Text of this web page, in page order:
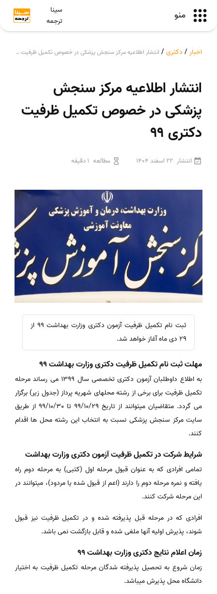
منو
سینا
ترجمه
اخبار / دکتری / انتشار اطلاعیه مرکز سنجش پزشکی در خصوص تکمیل ظرفیت دکتری ۹۹
انتشار اطلاعیه مرکز سنجش
پزشکی در خصوص تکمیل ظرفیت
دکتری ۹۹
انتشار 22 اسفند 1404 مطالعه 1 دقیقه
ثبت نام تکمیل ظرفیت آزمون دکتری وزارت بهداشت ۹۹ از
۲۹ دی ماه آغاز خواهد شد.
مهلت ثبت نام تکمیل ظرفیت دکتری وزارت بهداشت 99
به اطلاع داوطلبان آزمون دکتری تخصصی سال 1399 می رساند مرحله
تکمیل ظرفیت برای برخی از رشته محلهای شهریه پرداز (جدول زیر) برگزار
می گردد. متقاضیان میتوانند از تاریخ 99/10/29 تا 99/10/30 از طریق
سایت مرکز سنجش پزشکی نسبت به انتخاب این رشته محل ها اقدام
کنند.
شرایط شرکت در تکمیل ظرفیت آزمون دکتری وزارت بهداشت
تمامی افرادی که به عنوان قبول مرحله اول (کتبی) به مرحله دوم راه
یافته و نمره مرحله دوم را دارند (اعم از قبول شده یا مردود)، میتوانند در
این مرحله شرکت کنند.
افرادی که در مرحله قبل پذیرفته شده و در تکمیل ظرفیت نیز قبول
شوند، پذیرش اولیه آنها ملغی شده و قابل بازگشت نمی باشد.
زمان اعلام نتایج دکتری وزارت بهداشت 99
زمان شروع به تحصیل پذیرفته شدگان مرحله تکمیل ظرفیت به اختیار
دانشگاه محل پذیرش میباشد.